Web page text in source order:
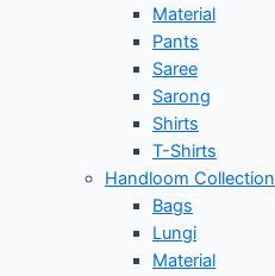
Material
Pants
Saree
Sarong
Shirts
T-Shirts
Handloom Collection
Bags
Lungi
Material